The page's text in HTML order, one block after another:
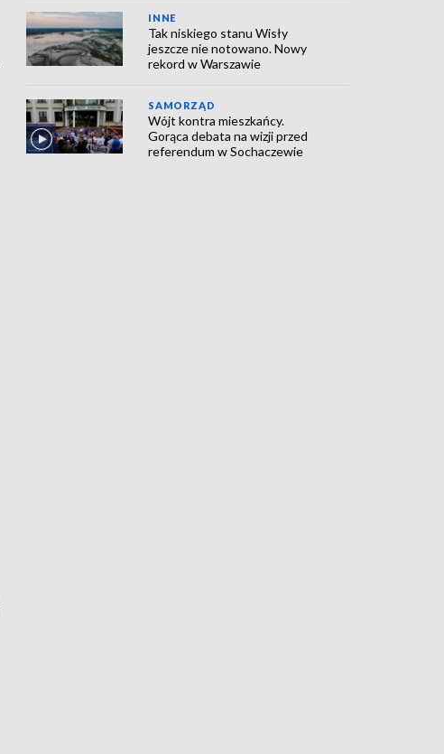
INNE
Tak niskiego stanu Wisły
jeszcze nie notowano. Nowy
rekord w Warszawie
SAMORZĄD
Wójt kontra mieszkańcy.
Gorąca debata na wizji przed
referendum w Sochaczewie